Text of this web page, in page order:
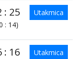
: 25
: 14)
Utakmica
: 16 Utakmica